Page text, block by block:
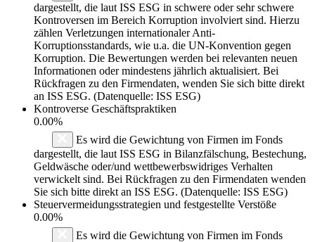
dargestellt, die laut ISS ESG in schwere oder sehr schwere
Kontroversen im Bereich Korruption involviert sind. Hierzu
zählen Verletzungen internationaler Anti-
Korruptionsstandards, wie u.a. die UN-Konvention gegen
Korruption. Die Bewertungen werden bei relevanten neuen
Informationen oder mindestens jährlich aktualisiert. Bei
Rückfragen zu den Firmendaten, wenden Sie sich bitte direkt
an ISS ESG. (Datenquelle: ISS ESG)
Kontroverse Geschäftspraktiken
0.00%
Es wird die Gewichtung von Firmen im Fonds
dargestellt, die laut ISS ESG in Bilanzfälschung, Bestechung,
Geldwäsche oder/und wettbewerbswidriges Verhalten
verwickelt sind. Bei Rückfragen zu den Firmendaten wenden
Sie sich bitte direkt an ISS ESG. (Datenquelle: ISS ESG)
Steuervermeidungsstrategien und festgestellte Verstöße
0.00%
Es wird die Gewichtung von Firmen im Fonds